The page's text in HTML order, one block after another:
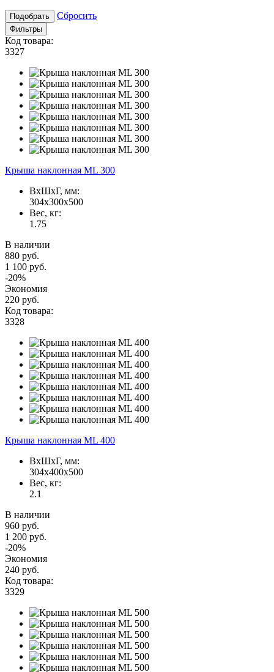
Подобрать Сбросить
Фильтры
Код товара:
3327
Крыша наклонная ML 300
ВxШxГ, мм:
304x300x500
Вес, кг:
1.75
В наличии
880 руб.
1 100 руб.
-20%
Экономия
220 руб.
Код товара:
3328
Крыша наклонная ML 400
ВxШxГ, мм:
304x400x500
Вес, кг:
2.1
В наличии
960 руб.
1 200 руб.
-20%
Экономия
240 руб.
Код товара:
3329